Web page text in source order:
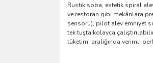
Rustik soba, estetik spiral
ve restoran gibi mekânlara
sensörü), pilot alev emniyet
tek tuşta kolayca
tüketimi aralığında verimli